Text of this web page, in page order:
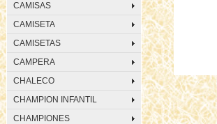
CAMISAS
CAMISETA
CAMISETAS
CAMPERA
CHALECO
CHAMPION INFANTIL
CHAMPIONES